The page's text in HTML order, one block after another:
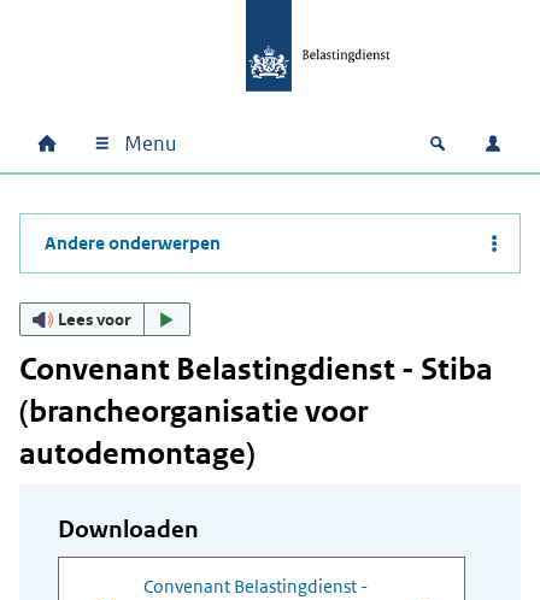
Hoofdnavigatie
Home Menu Open
Andere onderwerpen
Lees voor
Convenant Belastingdienst - Stiba
(brancheorganisatie voor
autodemontage)
Downloaden
Convenant Belastingdienst -